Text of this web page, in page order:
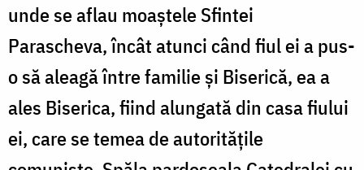
unde se aflau moaștele Sfintei
Parascheva, încât atunci când fiul ei a pus-
o să aleagă între familie și Biserică, ea a
ales Biserica, fiind alungată din casa fiului
ei, care se temea de autoritățile